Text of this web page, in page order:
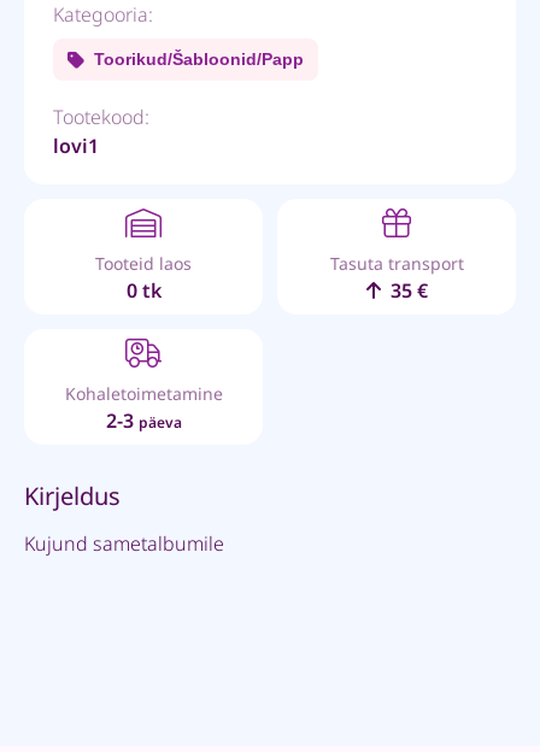
Kategooria:
Toorikud/Šabloonid/Papp
Tootekood:
lovi1
Tooteid laos
0 tk
Tasuta transport
35 €
Kohaletoimetamine
2-3 päeva
Kirjeldus
Kujund sametalbumile